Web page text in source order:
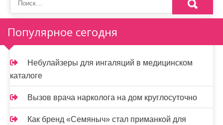
Популярное сегодня
Небулайзеры для ингаляций в медицинском
каталоге
Вызов врача нарколога на дом круглосуточно
Как бренд «Семяныч» стал приманкой для